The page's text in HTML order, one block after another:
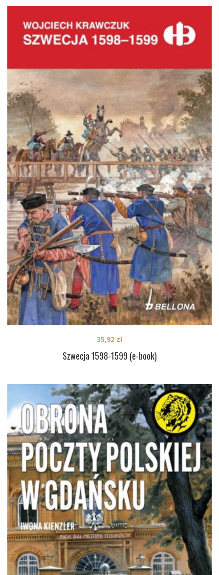
Szwecja 1598-1599 (e-book)
35,92 zł